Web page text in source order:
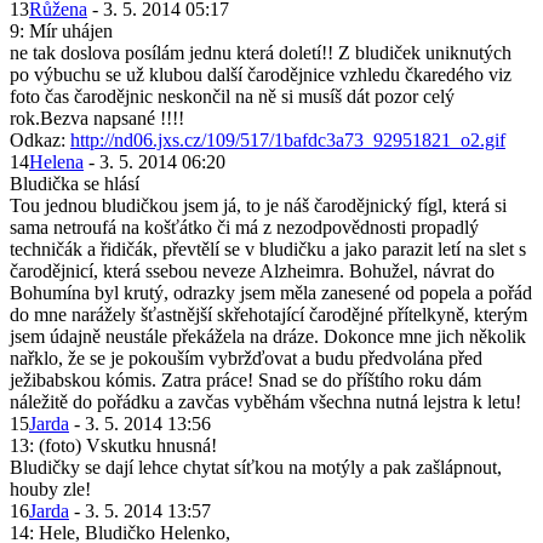
13Růžena - 3. 5. 2014 05:17
9: Mír uhájen
ne tak doslova posílám jednu která doletí!! Z bludiček uniknutých
po výbuchu se už klubou další čarodějnice vzhledu čkaredého viz
foto čas čarodějnic neskončil na ně si musíš dát pozor celý
rok.Bezva napsané !!!!
Odkaz: http://nd06.jxs.cz/109/517/1bafdc3a73_92951821_o2.gif
14Helena - 3. 5. 2014 06:20
Bludička se hlásí
Tou jednou bludičkou jsem já, to je náš čarodějnický fígl, která si
sama netroufá na košťátko či má z nezodpovědnosti propadlý
techničák a řidičák, převtělí se v bludičku a jako parazit letí na slet s
čarodějnicí, která ssebou neveze Alzheimra. Bohužel, návrat do
Bohumína byl krutý, odrazky jsem měla zanesené od popela a pořád
do mne narážely šťastnější skřehotající čarodějné přítelkyně, kterým
jsem údajně neustále překážela na dráze. Dokonce mne jich několik
nařklo, že se je pokouším vybržďovat a budu předvolána před
ježibabskou kómis. Zatra práce! Snad se do příštího roku dám
náležitě do pořádku a zavčas vyběhám všechna nutná lejstra k letu!
15Jarda - 3. 5. 2014 13:56
13: (foto) Vskutku hnusná!
Bludičky se dají lehce chytat síťkou na motýly a pak zašlápnout,
houby zle!
16Jarda - 3. 5. 2014 13:57
14: Hele, Bludičko Helenko,